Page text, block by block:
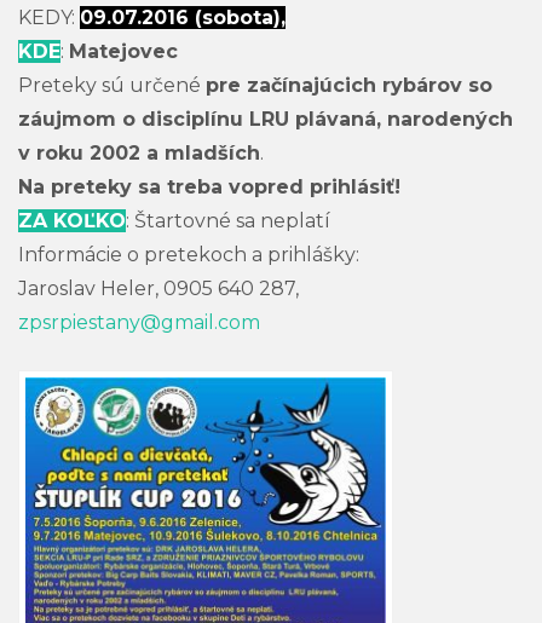
KEDY: 09.07.2016 (sobota),
KDE: Matejovec
Preteky sú určené pre začínajúcich rybárov so
záujmom o disciplínu LRU plávaná, narodených
v roku 2002 a mladších.
Na preteky sa treba vopred prihlásiť!
ZA KOĽKO: Štartovné sa neplatí
Informácie o pretekoch a prihlášky:
Jaroslav Heler, 0905 640 287,
zpsrpiestany@gmail.com